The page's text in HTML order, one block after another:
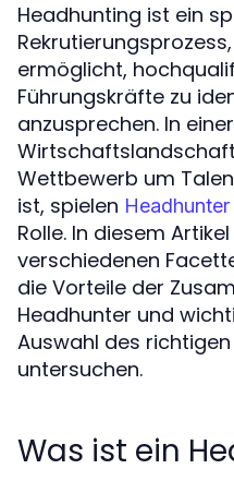
Headhunting ist ein
ermöglicht,
Führungskräfte zu
anzusprechen. In
Wettbewerb um
ist, spielen Headhunter
Rolle. In diesem
verschiedenen
die Vorteile der
Headhunter und
Auswahl des
untersuchen.
Was ist ein